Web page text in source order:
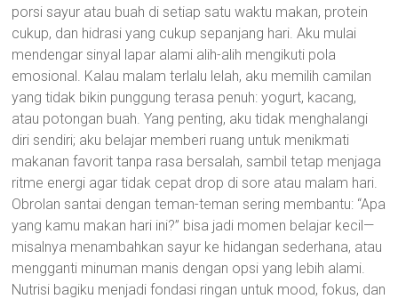
porsi sayur atau buah di setiap satu waktu makan, protein
cukup, dan hidrasi yang cukup sepanjang hari. Aku mulai
mendengar sinyal lapar alami alih-alih mengikuti pola
emosional. Kalau malam terlalu lelah, aku memilih camilan
yang tidak bikin punggung terasa penuh: yogurt, kacang,
atau potongan buah. Yang penting, aku tidak menghalangi
diri sendiri; aku belajar memberi ruang untuk menikmati
makanan favorit tanpa rasa bersalah, sambil tetap menjaga
ritme energi agar tidak cepat drop di sore atau malam hari.
Obrolan santai dengan teman-teman sering membantu: “Apa
yang kamu makan hari ini?” bisa jadi momen belajar kecil—
misalnya menambahkan sayur ke hidangan sederhana, atau
mengganti minuman manis dengan opsi yang lebih alami.
Nutrisi bagiku menjadi fondasi ringan untuk mood, fokus, dan